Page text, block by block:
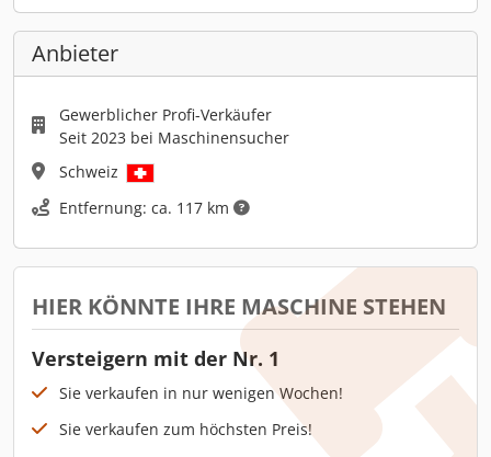
Anbieter
Gewerblicher Profi-Verkäufer
Seit 2023 bei Maschinensucher
Schweiz
Entfernung: ca. 117 km
HIER KÖNNTE IHRE MASCHINE STEHEN
Versteigern mit der Nr. 1
Sie verkaufen in nur wenigen Wochen!
Sie verkaufen zum höchsten Preis!